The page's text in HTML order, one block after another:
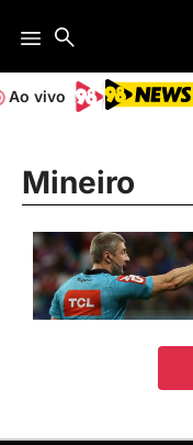
Ao vivo
Mineiro